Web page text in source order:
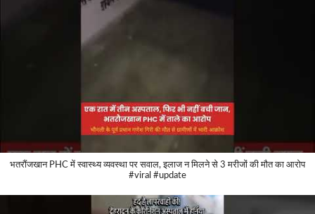
भतरौंजखान PHC में स्वास्थ्य व्यवस्था पर सवाल, इलाज न मिलने से 3 मरीजों की मौत का आरोप
#viral #update